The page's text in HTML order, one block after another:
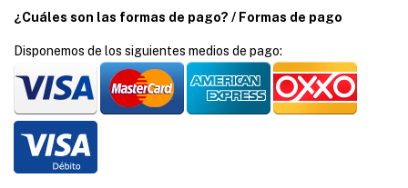
¿Cuáles son las formas de pago? / Formas de pago
Disponemos de los siguientes medios de pago: